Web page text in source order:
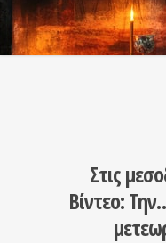
Στις
Βίντεο: